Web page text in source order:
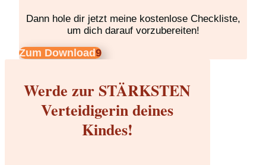
Dann hole dir jetzt meine kostenlose Checkliste,
um dich darauf vorzubereiten!
Zum Download
Werde zur STÄRKSTEN
Verteidigerin deines
Kindes!